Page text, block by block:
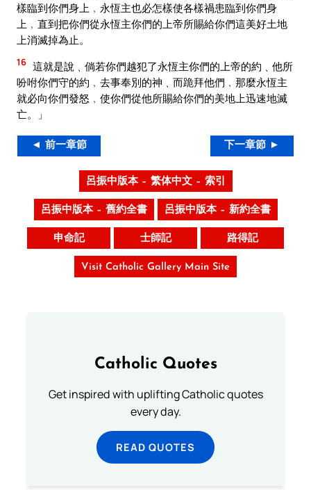
樣臨到你們身上﹐永恆主也必怎樣使各樣禍患臨到你們身
上﹐直到把你們從永恆主你們的上帝所賜給你們這美好土地
上消滅掉為止。
16 這就是說﹑倘若你們越犯了永恆主你們的上帝的約﹑他所
吩咐你們守的約﹐去事奉別的神﹑而跪拜他們﹐那麼永恆主
就必向你們發怒﹐使你們從他所賜給你們的美地上迅速地滅
亡。」
◄ 前一章節 下一章節 ►
呂振中版本 – 繁体中文 – 索引
呂振中版本 – 舊約全書 呂振中版本 – 新約全書
申命記 士師記 路得記
Visit Catholic Gallery Main Site
Catholic Quotes
Get inspired with uplifting Catholic quotes
every day.
READ QUOTES